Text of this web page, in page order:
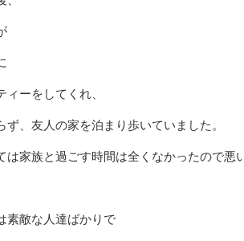
ィーをしてくれ、
ず、友人の家を泊まり歩いていました。
は家族と過ごす時間は全くなかったので悪
素敵な人達ばかりで